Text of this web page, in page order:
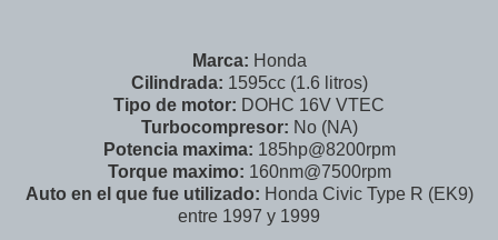
Marca: Honda
Cilindrada: 1595cc (1.6 litros)
Tipo de motor: DOHC 16V VTEC
Turbocompresor: No (NA)
Potencia maxima: 185hp@8200rpm
Torque maximo: 160nm@7500rpm
Auto en el que fue utilizado: Honda Civic Type R (EK9)
entre 1997 y 1999